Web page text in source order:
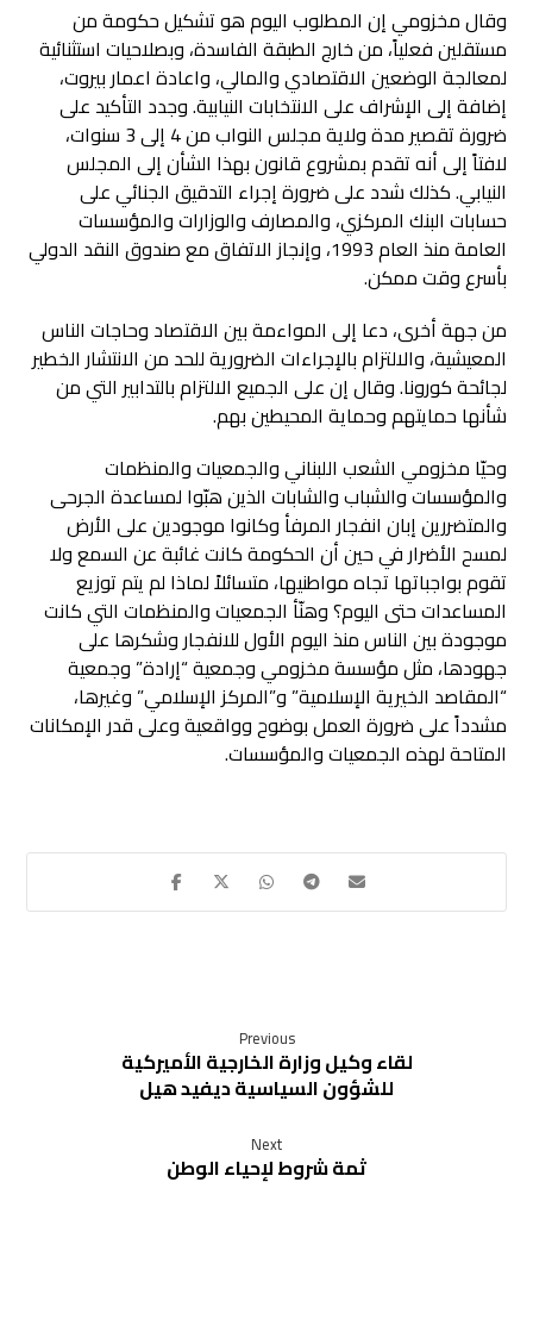
وقال مخزومي إن المطلوب اليوم هو تشكيل حكومة من
مستقلين فعلياً، من خارج الطبقة الفاسدة، وبصلاحيات استثنائية
لمعالجة الوضعين الاقتصادي والمالي، واعادة اعمار بيروت،
إضافة إلى الإشراف على الانتخابات النيابية. وجدد التأكيد على
ضرورة تقصير مدة ولاية مجلس النواب من 4 إلى 3 سنوات،
لافتاً إلى أنه تقدم بمشروع قانون بهذا الشأن إلى المجلس
النيابي. كذلك شدد على ضرورة إجراء التدقيق الجنائي على
حسابات البنك المركزي، والمصارف والوزارات والمؤسسات
العامة منذ العام 1993، وإنجاز الاتفاق مع صندوق النقد الدولي
بأسرع وقت ممكن.
من جهة أخرى، دعا إلى المواءمة بين الاقتصاد وحاجات الناس
المعيشية، والالتزام بالإجراءات الضرورية للحد من الانتشار الخطير
لجائحة كورونا. وقال إن على الجميع الالتزام بالتدابير التي من
شأنها حمايتهم وحماية المحيطين بهم.
وحيّا مخزومي الشعب اللبناني والجمعيات والمنظمات
والمؤسسات والشباب والشابات الذين هبّوا لمساعدة الجرحى
والمتضررين إبان انفجار المرفأ وكانوا موجودين على الأرض
لمسح الأضرار في حين أن الحكومة كانت غائبة عن السمع ولا
تقوم بواجباتها تجاه مواطنيها، متسائلاً لماذا لم يتم توزيع
المساعدات حتى اليوم؟ وهنّأ الجمعيات والمنظمات التي كانت
موجودة بين الناس منذ اليوم الأول للانفجار وشكرها على
جهودها، مثل مؤسسة مخزومي وجمعية “إرادة” وجمعية
“المقاصد الخيرية الإسلامية” و”المركز الإسلامي” وغيرها،
مشدداً على ضرورة العمل بوضوح وواقعية وعلى قدر الإمكانات
المتاحة لهذه الجمعيات والمؤسسات.
Previous
لقاء وكيل وزارة الخارجية الأميركية
للشؤون السياسية ​ديفيد هيل
Next
ثمة شروط لإحياء الوطن